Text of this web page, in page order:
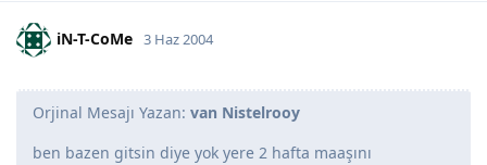
iN-T-CoMe 3 Haz 2004
Orjinal Mesajı Yazan: van Nistelrooy
ben bazen gitsin diye yok yere 2 hafta maaşını